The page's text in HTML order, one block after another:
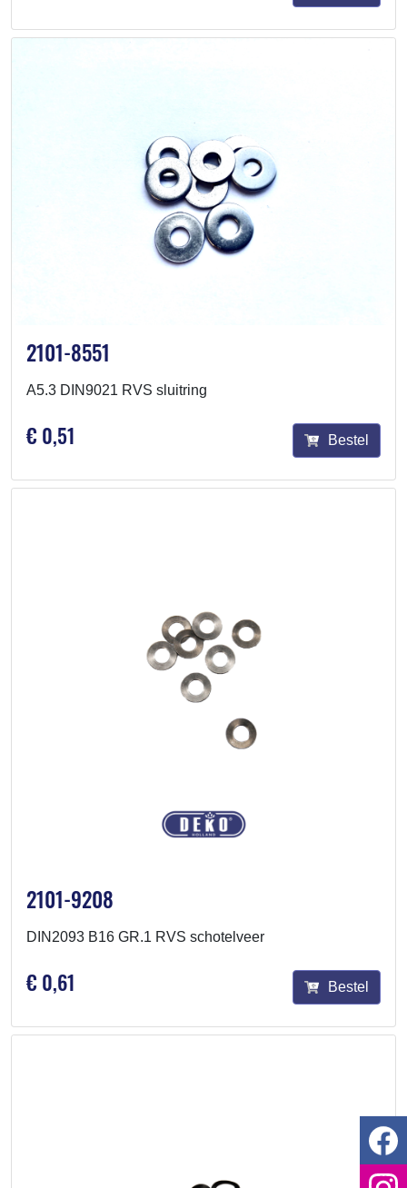
2101-8551
A5.3 DIN9021 RVS sluitring
€ 0,51 Bestel
2101-9208
DIN2093 B16 GR.1 RVS schotelveer
€ 0,61 Bestel